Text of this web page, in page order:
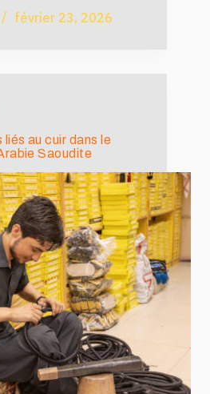
février 23, 2026
au cuir dans le
Saoudite